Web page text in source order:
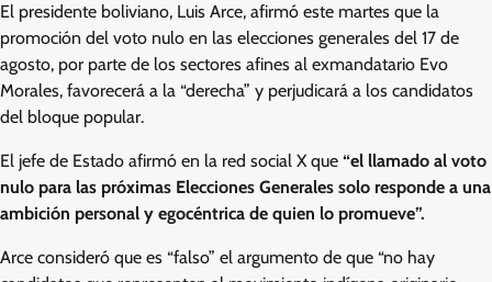
El presidente boliviano, Luis Arce, afirmó este martes que la
promoción del voto nulo en las elecciones generales del 17 de
agosto, por parte de los sectores afines al exmandatario Evo
Morales, favorecerá a la “derecha” y perjudicará a los candidatos
del bloque popular.
El jefe de Estado afirmó en la red social X que “el llamado al voto
nulo para las próximas Elecciones Generales solo responde a una
ambición personal y egocéntrica de quien lo promueve”.
Arce consideró que es “falso” el argumento de que “no hay